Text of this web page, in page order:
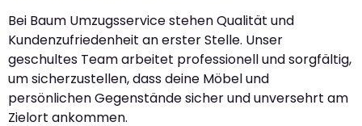
Bei Baum Umzugsservice stehen Qualität und
Kundenzufriedenheit an erster Stelle. Unser
geschultes Team arbeitet professionell und sorgfältig,
um sicherzustellen, dass deine Möbel und
persönlichen Gegenstände sicher und unversehrt am
Zielort ankommen.